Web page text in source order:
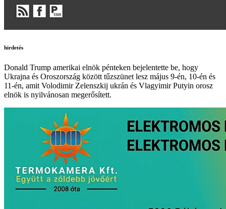
hirdetés
Donald Trump amerikai elnök pénteken bejelentette be, hogy
Ukrajna és Oroszország között tűzszünet lesz május 9-én, 10-én és
11-én, amit Volodimir Zelenszkij ukrán és Vlagyimir Putyin orosz
elnök is nyilvánosan megerősített.